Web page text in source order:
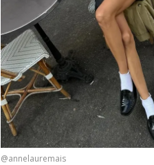
@annelauremais